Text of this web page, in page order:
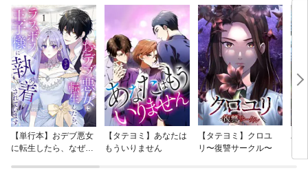
【単行本】おデブ悪女
に転生したら、なぜか
【タテヨミ】あなたは
もういりません
【タテヨミ】クロユ
リ〜復讐サークル〜
バ
今